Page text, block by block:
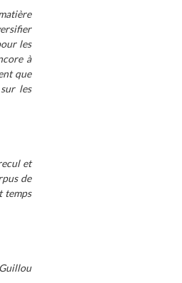
les
à
que
les
et
de
temps